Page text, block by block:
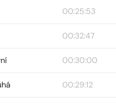
00:25:53
00:32:47
00:30:00
00:29:12